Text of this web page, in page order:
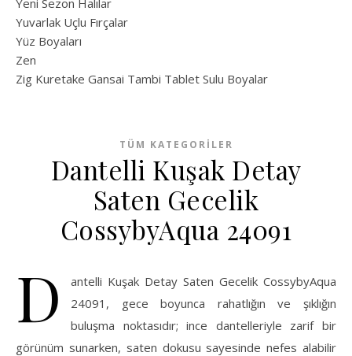
Yeni Sezon Halılar
Yuvarlak Uçlu Fırçalar
Yüz Boyaları
Zen
​Zig Kuretake Gansai Tambi Tablet Sulu Boyalar
TÜM KATEGORILER
Dantelli Kuşak Detay
Saten Gecelik
CossybyAqua 24091
D
antelli Kuşak Detay Saten Gecelik CossybyAqua
24091, gece boyunca rahatlığın ve şıklığın
buluşma noktasıdır; ince dantelleriyle zarif bir
görünüm sunarken, saten dokusu sayesinde nefes alabilir